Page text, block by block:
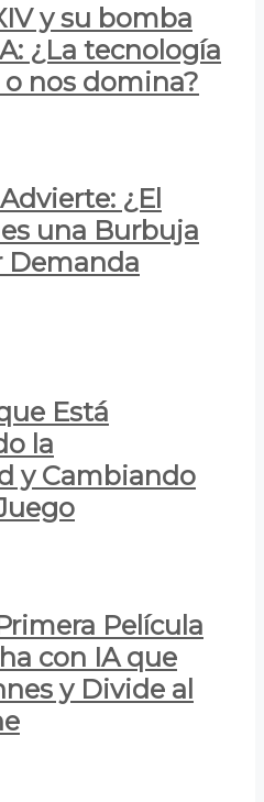
y su bomba
¿La tecnología
nos domina?
¿El
una Burbuja
Demanda
Está
la
y Cambiando
Película
con IA que
y Divide al